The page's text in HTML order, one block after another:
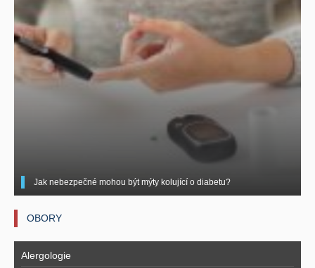
Jak nebezpečné mohou být mýty kolující o diabetu?
OBORY
Alergologie